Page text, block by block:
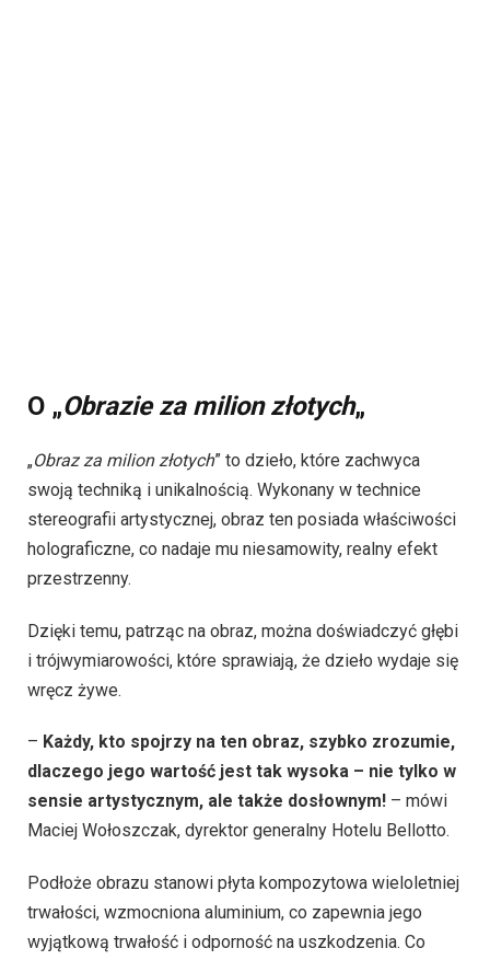
O „Obrazie za milion złotych„
„Obraz za milion złotych” to dzieło, które zachwyca
swoją techniką i unikalnością. Wykonany w technice
stereografii artystycznej, obraz ten posiada właściwości
holograficzne, co nadaje mu niesamowity, realny efekt
przestrzenny.
Dzięki temu, patrząc na obraz, można doświadczyć głębi
i trójwymiarowości, które sprawiają, że dzieło wydaje się
wręcz żywe.
– Każdy, kto spojrzy na ten obraz, szybko zrozumie,
dlaczego jego wartość jest tak wysoka – nie tylko w
sensie artystycznym, ale także dosłownym! – mówi
Maciej Wołoszczak, dyrektor generalny Hotelu Bellotto.
Podłoże obrazu stanowi płyta kompozytowa wieloletniej
trwałości, wzmocniona aluminium, co zapewnia jego
wyjątkową trwałość i odporność na uszkodzenia. Co